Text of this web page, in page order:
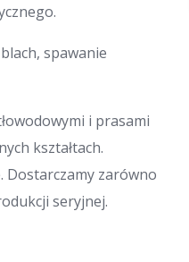
spawanie
i prasami
kształtach.
Dostarczamy zarówno
seryjnej.